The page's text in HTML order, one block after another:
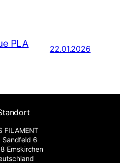
PLA
22.01.2026
FILAMENT
Sandfeld 6
Emskirchen